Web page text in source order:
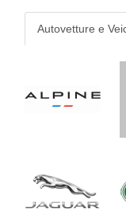
Autovetture e